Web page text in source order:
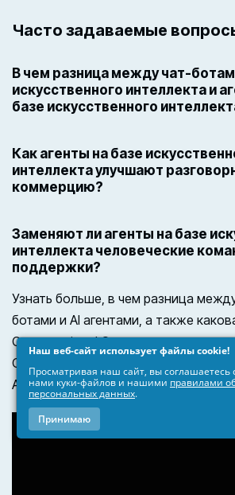
Часто задаваемые
В чем разница между чат-
искусственного интеллекта и
базе искусственного
Как агенты на базе
интеллекта улучшают
коммерцию?
Заменяют ли агенты на базе
интеллекта человеческие
поддержки?
Узнать больше, в чем разница
ботами и AI агентами, а также
Conversational Commerce, вы
Спикер – Ирина Киселева-Марченко,
AI.
Наш веб-сайт использует файлы cookie!
Просматривая наш сайт, вы соглашаетесь
нами куки-файлов и нашими правилами
персональных данных.
Принимаю